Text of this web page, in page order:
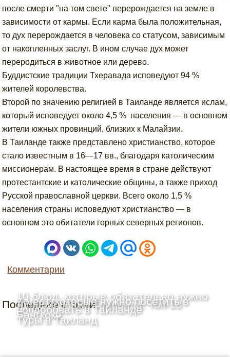
после смерти "на том свете" перерождается на земле в
зависимости от кармы. Если карма была положительная,
то дух перерождается в человека со статусом, зависимым
от накопленных заслуг. В ином случае дух может
переродиться в животное или дерево.
Буддистские традиции Тхеравада исповедуют 94 %
жителей королевства.
Второй по значению религией в Таиланде является ислам,
который исповедует около 4,5 % населения — в основном
жители южных провинций, близких к Малайзии.
В Таиланде также представлено христианство, которое
стало известным в 16—17 вв., благодаря католическим
миссионерам. В настоящее время в стране действуют
протестантские и католические общины, а также приход
Русской православной церкви. Всего около 1,5 %
населения страны исповедуют христианство — в
основном это обитатели горных северных регионов.
Комментарии
Последние статьи
Лучшие пляжи Таиланда: Топ-13
10 блюд, которые обязательно нужно
попробовать в Таиланде
7 мест, которые нужно посетить в
Бангкоке
Туры в Таиланд